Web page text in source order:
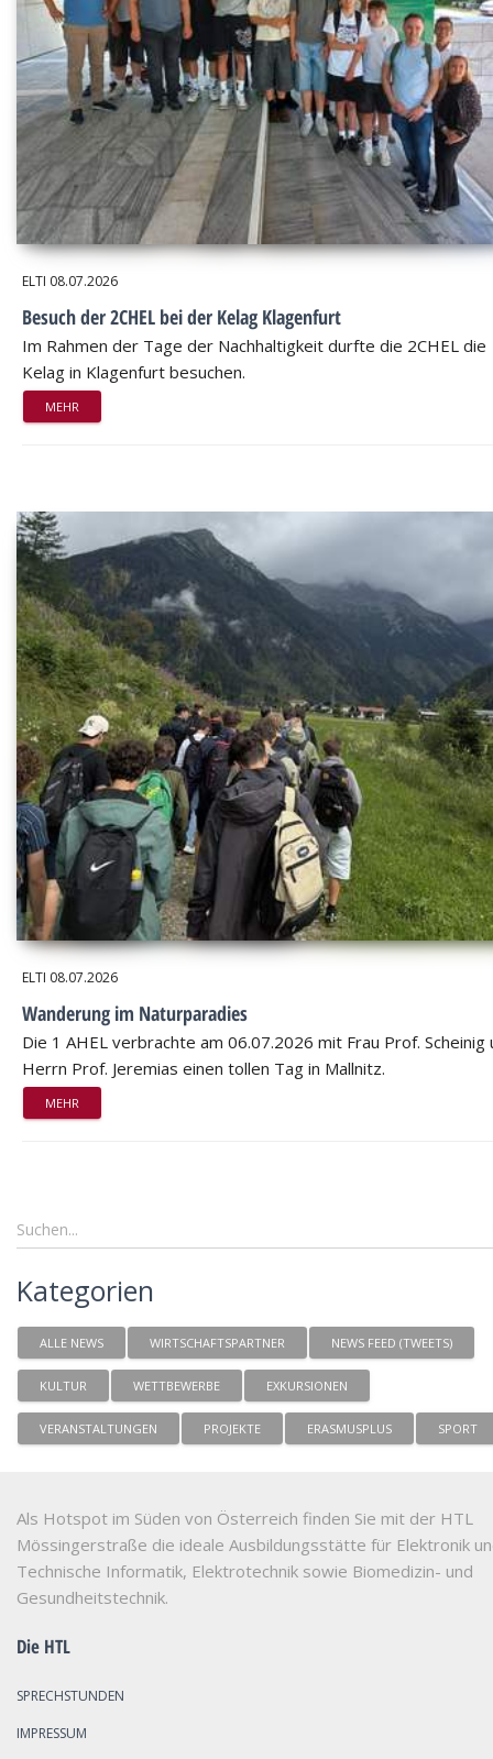
ELTI 08.07.2026
Besuch der 2CHEL bei der Kelag Klagenfurt
Im Rahmen der Tage der Nachhaltigkeit durfte die 2CHEL die
Kelag in Klagenfurt besuchen.
MEHR
ELTI 08.07.2026
Wanderung im Naturparadies
Die 1 AHEL verbrachte am 06.07.2026 mit Frau Prof. Scheinig
Herrn Prof. Jeremias einen tollen Tag in Mallnitz.
MEHR
Kategorien
ALLE NEWS WIRTSCHAFTSPARTNER NEWS FEED (TWEETS)
KULTUR WETTBEWERBE EXKURSIONEN
VERANSTALTUNGEN PROJEKTE ERASMUSPLUS SPORT
Als Hotspot im Süden von Österreich finden Sie mit der HTL
Mössingerstraße die ideale Ausbildungsstätte für Elektronik
Technische Informatik, Elektrotechnik sowie Biomedizin- und
Gesundheitstechnik.
Die HTL
SPRECHSTUNDEN
IMPRESSUM